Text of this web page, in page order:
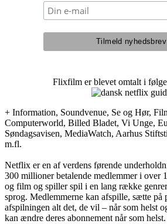
Flixfilm er blevet omtalt i
+ Information, Soundvenue, Se og Hør,
Computerworld, Billed Bladet, Vi Unge,
Søndagsavisen, MediaWatch, Aarhus
m.fl.
Netflix er en af verdens førende
300 millioner betalende medlemmer i over
og film og spiller spil i en lang række
sprog. Medlemmerne kan afspille, sætte på
afspilningen alt det, de vil – når som helst
kan ændre deres abonnement når som helst.